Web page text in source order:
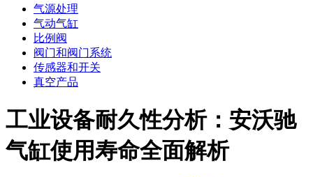
气源处理
气动气缸
比例阀
阀门和阀门系统
传感器和开关
真空产品
工业设备耐久性分析：安沃驰
气缸使用寿命全面解析